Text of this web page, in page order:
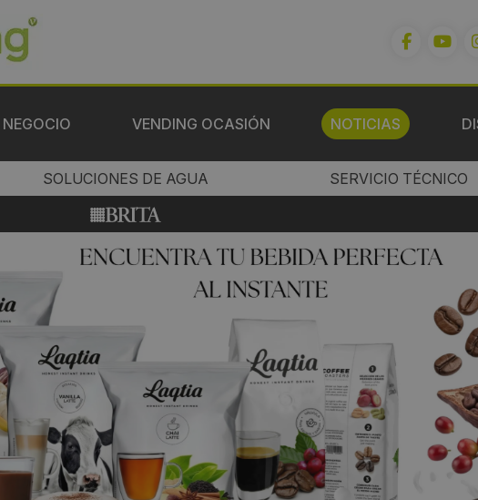
VENDING OCASIÓN NOTICIAS
SOLUCIONES DE AGUA SERVICIO TÉCNICO